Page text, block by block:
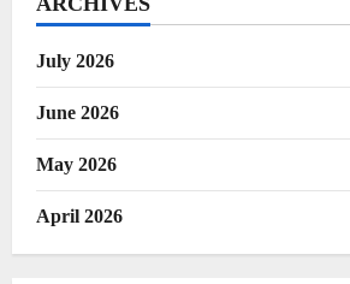
July 2026
June 2026
May 2026
April 2026